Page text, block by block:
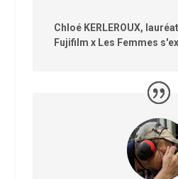
Chloé KERLEROUX,
Fujifilm x Les Femmes